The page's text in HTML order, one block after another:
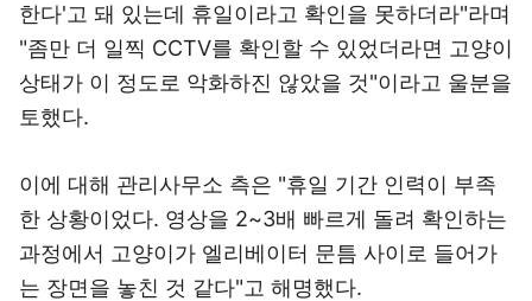
한다'고 돼 있는데 휴일이라고 확인을 못하더라"라며
"좀만 더 일찍 CCTV를 확인할 수 있었더라면 고양이
상태가 이 정도로 악화하진 않았을 것"이라고 울분을
토했다.
이에 대해 관리사무소 측은 "휴일 기간 인력이 부족
한 상황이었다. 영상을 2~3배 빠르게 돌려 확인하는
과정에서 고양이가 엘리베이터 문틈 사이로 들어가
는 장면을 놓친 것 같다"고 해명했다.